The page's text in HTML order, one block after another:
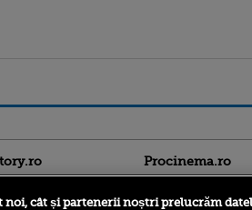
Procinema.ro
noi, cât și partenerii noștri prelucrăm